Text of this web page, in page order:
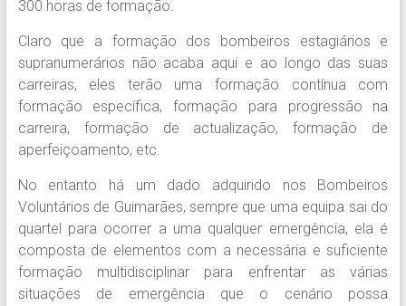
300 horas de formação.
Claro que a formação dos bombeiros estagiários e
supranumerários não acaba aqui e ao longo das suas
carreiras, eles terão uma formação contínua com
formação específica, formação para progressão na
carreira, formação de actualização, formação de
aperfeiçoamento, etc.
No entanto há um dado adquirido nos Bombeiros
Voluntários de Guimarães, sempre que uma equipa sai do
quartel para ocorrer a uma qualquer emergência, ela é
composta de elementos com a necessária e suficiente
formação multidisciplinar para enfrentar as várias
situações de emergência que o cenário possa